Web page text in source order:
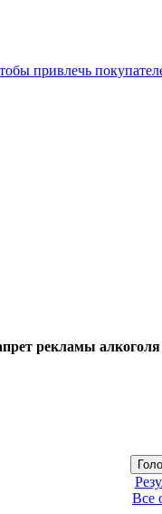
привлечь
рекламы
Все